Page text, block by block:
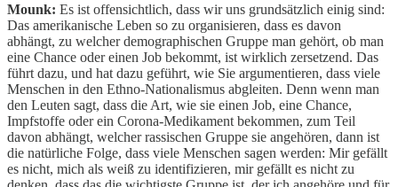
Mounk: Es ist offensichtlich, dass wir uns grundsätzlich einig sind:
Das amerikanische Leben so zu organisieren, dass es davon
abhängt, zu welcher demographischen Gruppe man gehört, ob man
eine Chance oder einen Job bekommt, ist wirklich zersetzend. Das
führt dazu, und hat dazu geführt, wie Sie argumentieren, dass viele
Menschen in den Ethno-Nationalismus abgleiten. Denn wenn man
den Leuten sagt, dass die Art, wie sie einen Job, eine Chance,
Impfstoffe oder ein Corona-Medikament bekommen, zum Teil
davon abhängt, welcher rassischen Gruppe sie angehören, dann ist
die natürliche Folge, dass viele Menschen sagen werden: Mir gefällt
es nicht, mich als weiß zu identifizieren, mir gefällt es nicht zu